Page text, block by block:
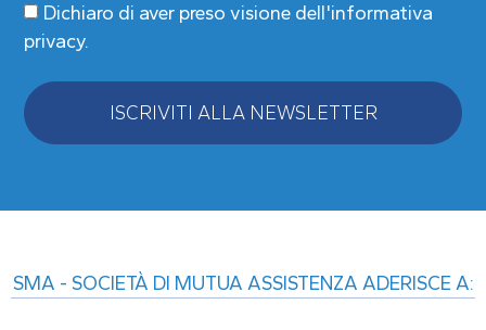
Dichiaro di aver preso visione dell'informativa
privacy.
ISCRIVITI ALLA NEWSLETTER
SMA - SOCIETÀ DI MUTUA ASSISTENZA ADERISCE A: